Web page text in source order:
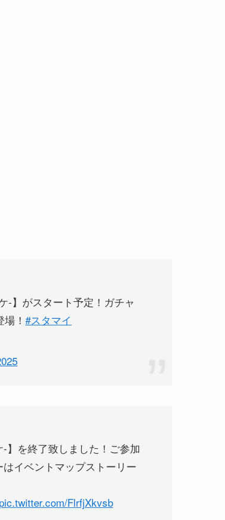
-】がスタート予定！ガチャ
！ #スタマイ
】を終了致しました！ご参加
イベントマップストーリー
pic.twitter.com/FlrfjXkvsb